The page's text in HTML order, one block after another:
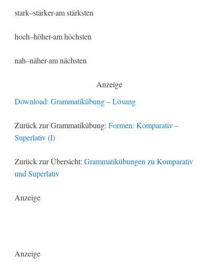
stark–stärker-am stärksten
hoch–höher-am höchsten
nah–näher-am nächsten
Anzeige
Download: Grammatikübung – Lösung
Zurück zur Grammatikübung: Formen: Komparativ –
Superlativ (I)
Zurück zur Übersicht: Grammatikübungen zu Komparativ
und Superlativ
Anzeige
Anzeige